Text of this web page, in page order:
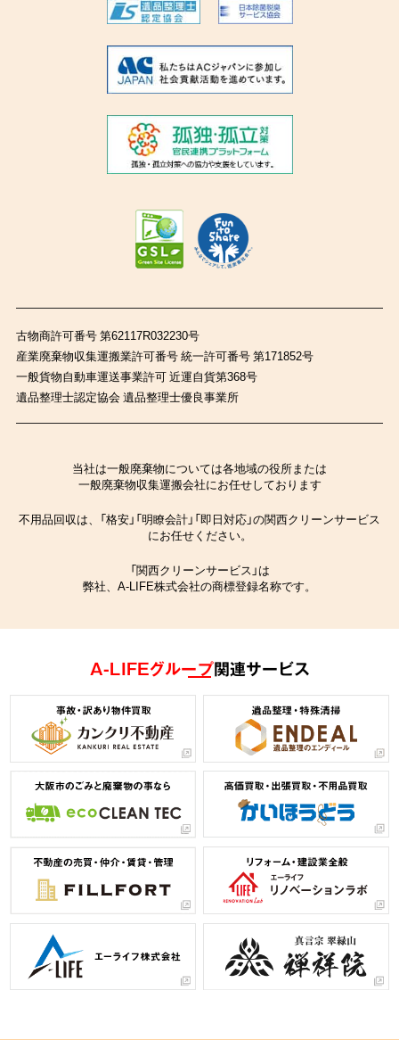
古物商許可番号 第62117R032230号
産業廃棄物収集運搬業許可番号 統一許可番号 第171852号
一般貨物自動車運送事業許可 近運自貨第368号
遺品整理士認定協会 遺品整理士優良事業所
当社は一般廃棄物については各地域の役所または
一般廃棄物収集運搬会社にお任せしております
不用品回収は、「格安」「明瞭会計」「即日対応」の関西クリーンサービス
にお任せください。
「関西クリーンサービス」は
弊社、A-LIFE株式会社の商標登録名称です。
A-LIFEグループ関連サービス